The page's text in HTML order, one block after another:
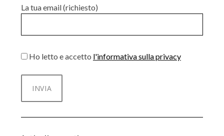
La tua email (richiesto)
Ho letto e accetto l'informativa sulla privacy